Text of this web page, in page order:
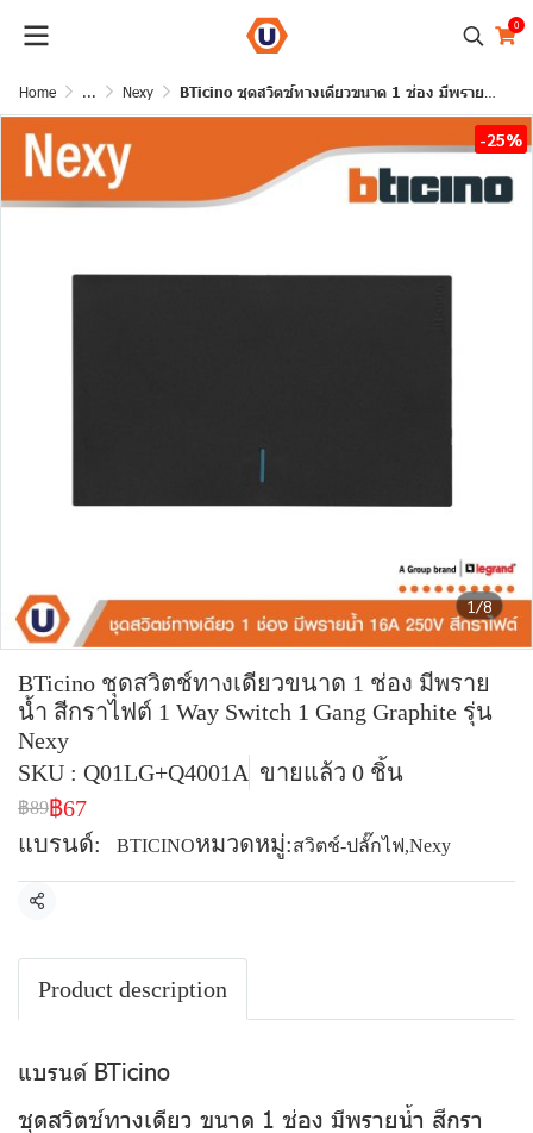
0
Home ... Nexy BTicino ชุดสวิตช์ทางเดียวขนาด 1 ช่อง มีพรายน้ำ สีกราไฟต์ 1 Way Switch 1 Gang Graphite รุ่น Nexy
1/8
-25%
BTicino ชุดสวิตช์ทางเดียวขนาด 1 ช่อง มีพราย
น้ำ สีกราไฟต์ 1 Way Switch 1 Gang Graphite รุ่น
Nexy
SKU : Q01LG+Q4001A ขายแล้ว 0 ชิ้น
฿89฿67
แบรนด์:
BTICINOหมวดหมู่:สวิตช์-ปลั๊กไฟ,Nexy
แชร์
Product description
แบรนด์ BTicino
ชุดสวิตช์ทางเดียว ขนาด 1 ช่อง มีพรายน้ำ สีกรา